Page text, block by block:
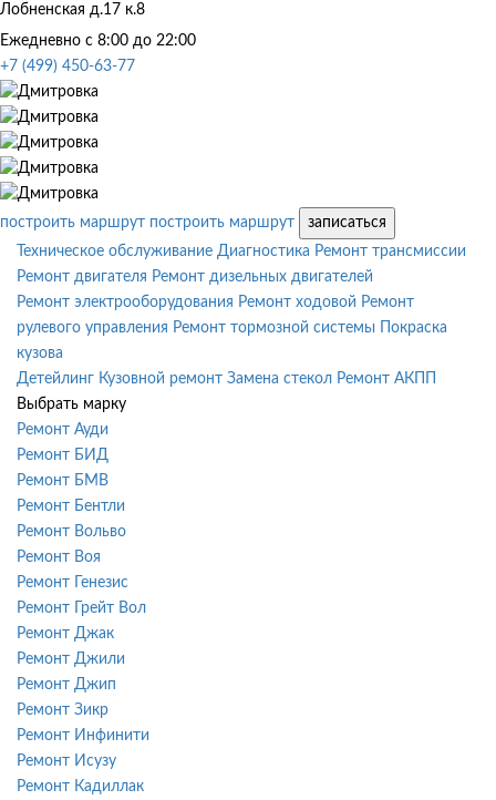
Лобненская д.17 к.8
Ежедневно с 8:00 до 22:00
+7 (499) 450-63-77
построить маршрут построить маршрут
записаться
Техническое обслуживание Диагностика Ремонт трансмиссии
Ремонт двигателя Ремонт дизельных двигателей
Ремонт электрооборудования Ремонт ходовой Ремонт
рулевого управления Ремонт тормозной системы
Покраска
кузова
Детейлинг Кузовной ремонт Замена стекол Ремонт АКПП
Выбрать марку
Ремонт Ауди
Ремонт БИД
Ремонт БМВ
Ремонт Бентли
Ремонт Вольво
Ремонт Воя
Ремонт Генезис
Ремонт Грейт Вол
Ремонт Джак
Ремонт Джили
Ремонт Джип
Ремонт Зикр
Ремонт Инфинити
Ремонт Исузу
Ремонт Кадиллак